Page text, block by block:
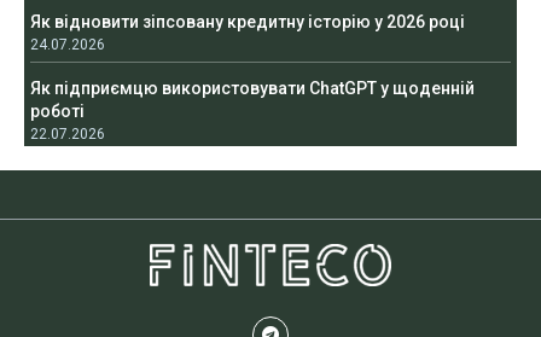
Як відновити зіпсовану кредитну історію у 2026 році
24.07.2026
Як підприємцю використовувати ChatGPT у щоденній
роботі
22.07.2026